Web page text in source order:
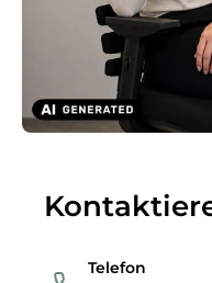
Telefon